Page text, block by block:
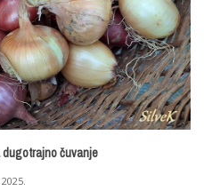
dugotrajno čuvanje